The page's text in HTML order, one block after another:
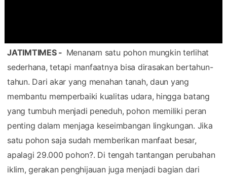
JATIMTIMES - Menanam satu pohon mungkin terlihat
sederhana, tetapi manfaatnya bisa dirasakan bertahun-
tahun. Dari akar yang menahan tanah, daun yang
membantu memperbaiki kualitas udara, hingga batang
yang tumbuh menjadi peneduh, pohon memiliki peran
penting dalam menjaga keseimbangan lingkungan. Jika
satu pohon saja sudah memberikan manfaat besar,
apalagi 29.000 pohon?. Di tengah tantangan perubahan
iklim, gerakan penghijauan juga menjadi bagian dari